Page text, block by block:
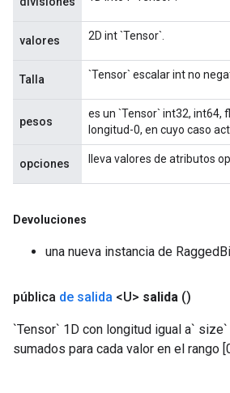
valores 2D int `Tensor`.
Talla `Tensor` escalar int no
pesos
es un `Tensor` int32, int64,
longitud-0, en cuyo caso
opciones lleva valores de atributos
Devoluciones
una nueva instancia de
pública de salida <U> salida ()
`Tensor` 1D con longitud igual a`
sumados para cada valor en el rango